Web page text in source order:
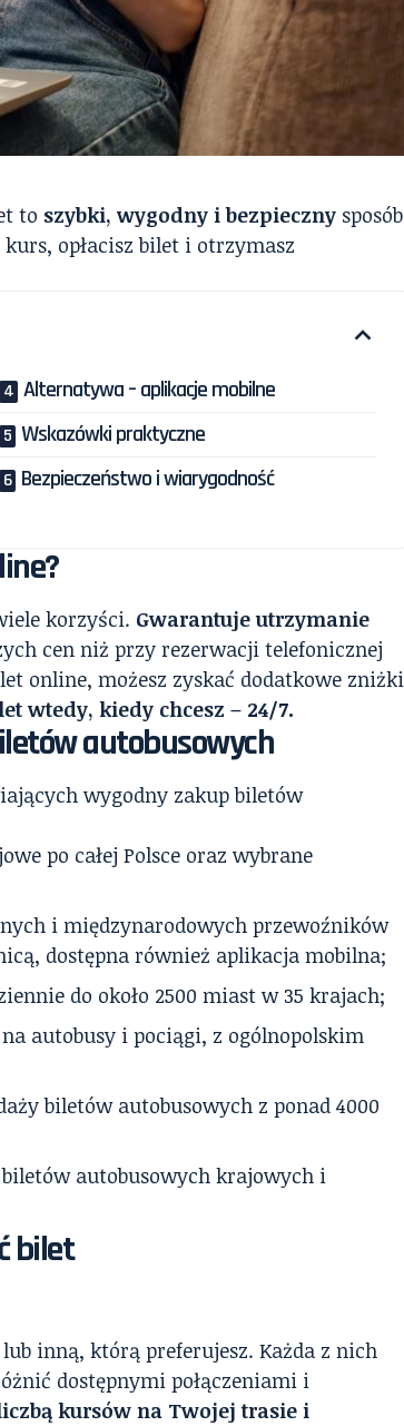
to szybki, wygodny i bezpieczny sposób
opłacisz bilet i otrzymasz
Alternatywa – aplikacje mobilne
Wskazówki praktyczne
Bezpieczeństwo i wiarygodność
korzyści. Gwarantuje utrzymanie
cen niż przy rezerwacji telefonicznej
online, możesz zyskać dodatkowe zniżki
wtedy, kiedy chcesz – 24/7.
autobusowych
wygodny zakup biletów
po całej Polsce oraz wybrane
i międzynarodowych przewoźników
dostępna również aplikacja mobilna;
do około 2500 miast w 35 krajach;
autobusy i pociągi, z ogólnopolskim
biletów autobusowych z ponad 4000
autobusowych krajowych i
bilet
inną, którą preferujesz. Każda z nich
dostępnymi połączeniami i
kursów na Twojej trasie i